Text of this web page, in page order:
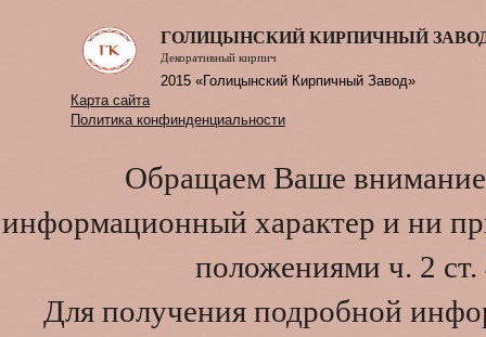
ГОЛИЦЫНСКИЙ КИРПИЧНЫЙ
Декоративный кирпич
2015 «Голицынский Кирпичный Завод»
Карта сайта
Политика конфинденциальности
Обращаем Ваше внимание
информационный характер и ни
положениями ч. 2
Для получения подробной